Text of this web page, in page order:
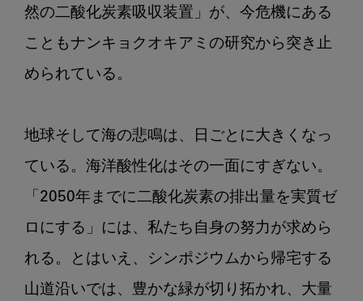
然の二酸化炭素吸収装置」が、今危機にある
こともナンキョクオキアミの研究から突き止
められている。
地球そして海の悲鳴は、日ごとに大きくなっ
ている。海洋酸性化はその一面にすぎない。
「2050年までに二酸化炭素の排出量を実質ゼ
ロにする」には、私たち自身の努力が求めら
れる。とはいえ、シンポジウムから帰宅する
山道沿いでは、豊かな緑が切り拓かれ、大量